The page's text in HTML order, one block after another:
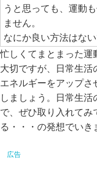
うと思っても、運動
ません。
なにか良い方法はな
忙しくてまとまった運
大切ですが、日常生
エネルギーをアップさ
しましょう。日常生
で、ぜひ取り入れてみ
る・・・の発想で